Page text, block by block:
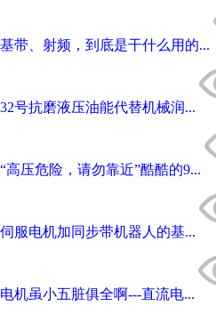
基带、射频，到底是干什么用的...
32号抗磨液压油能代替机械润...
“高压危险，请勿靠近”酷酷的9...
伺服电机加同步带机器人的基...
电机虽小五脏俱全啊---直流电...